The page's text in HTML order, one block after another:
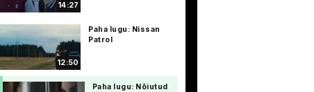
14:27
12:50
Paha lugu: Nissan
Patrol
Paha lugu: Nõiutud